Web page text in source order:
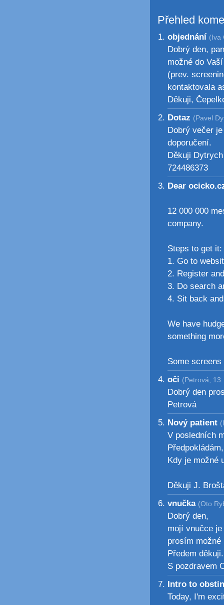
Přehled
objednání (Iva
Dobrý den,
možné do
(prev.
kontaktovala
Děkuji,
Dotaz (Pavel
Dobrý večer
doporučení.
Děkuji Dytrych
724486373
Dear
12 000 000
company.
Steps to get it:
1. Go to
2. Register
3. Do search
4. Sit back
We have
something
Some
oči (Petrová,
Dobrý den
Petrová
Nový patient
V posledních
Kdy je možné
Děkuji J.
vnučka (Oto
Dobrý den,
mojí vnučce
prosím
Předem děkuji.
S pozdravem
Intro to
Today, I'm